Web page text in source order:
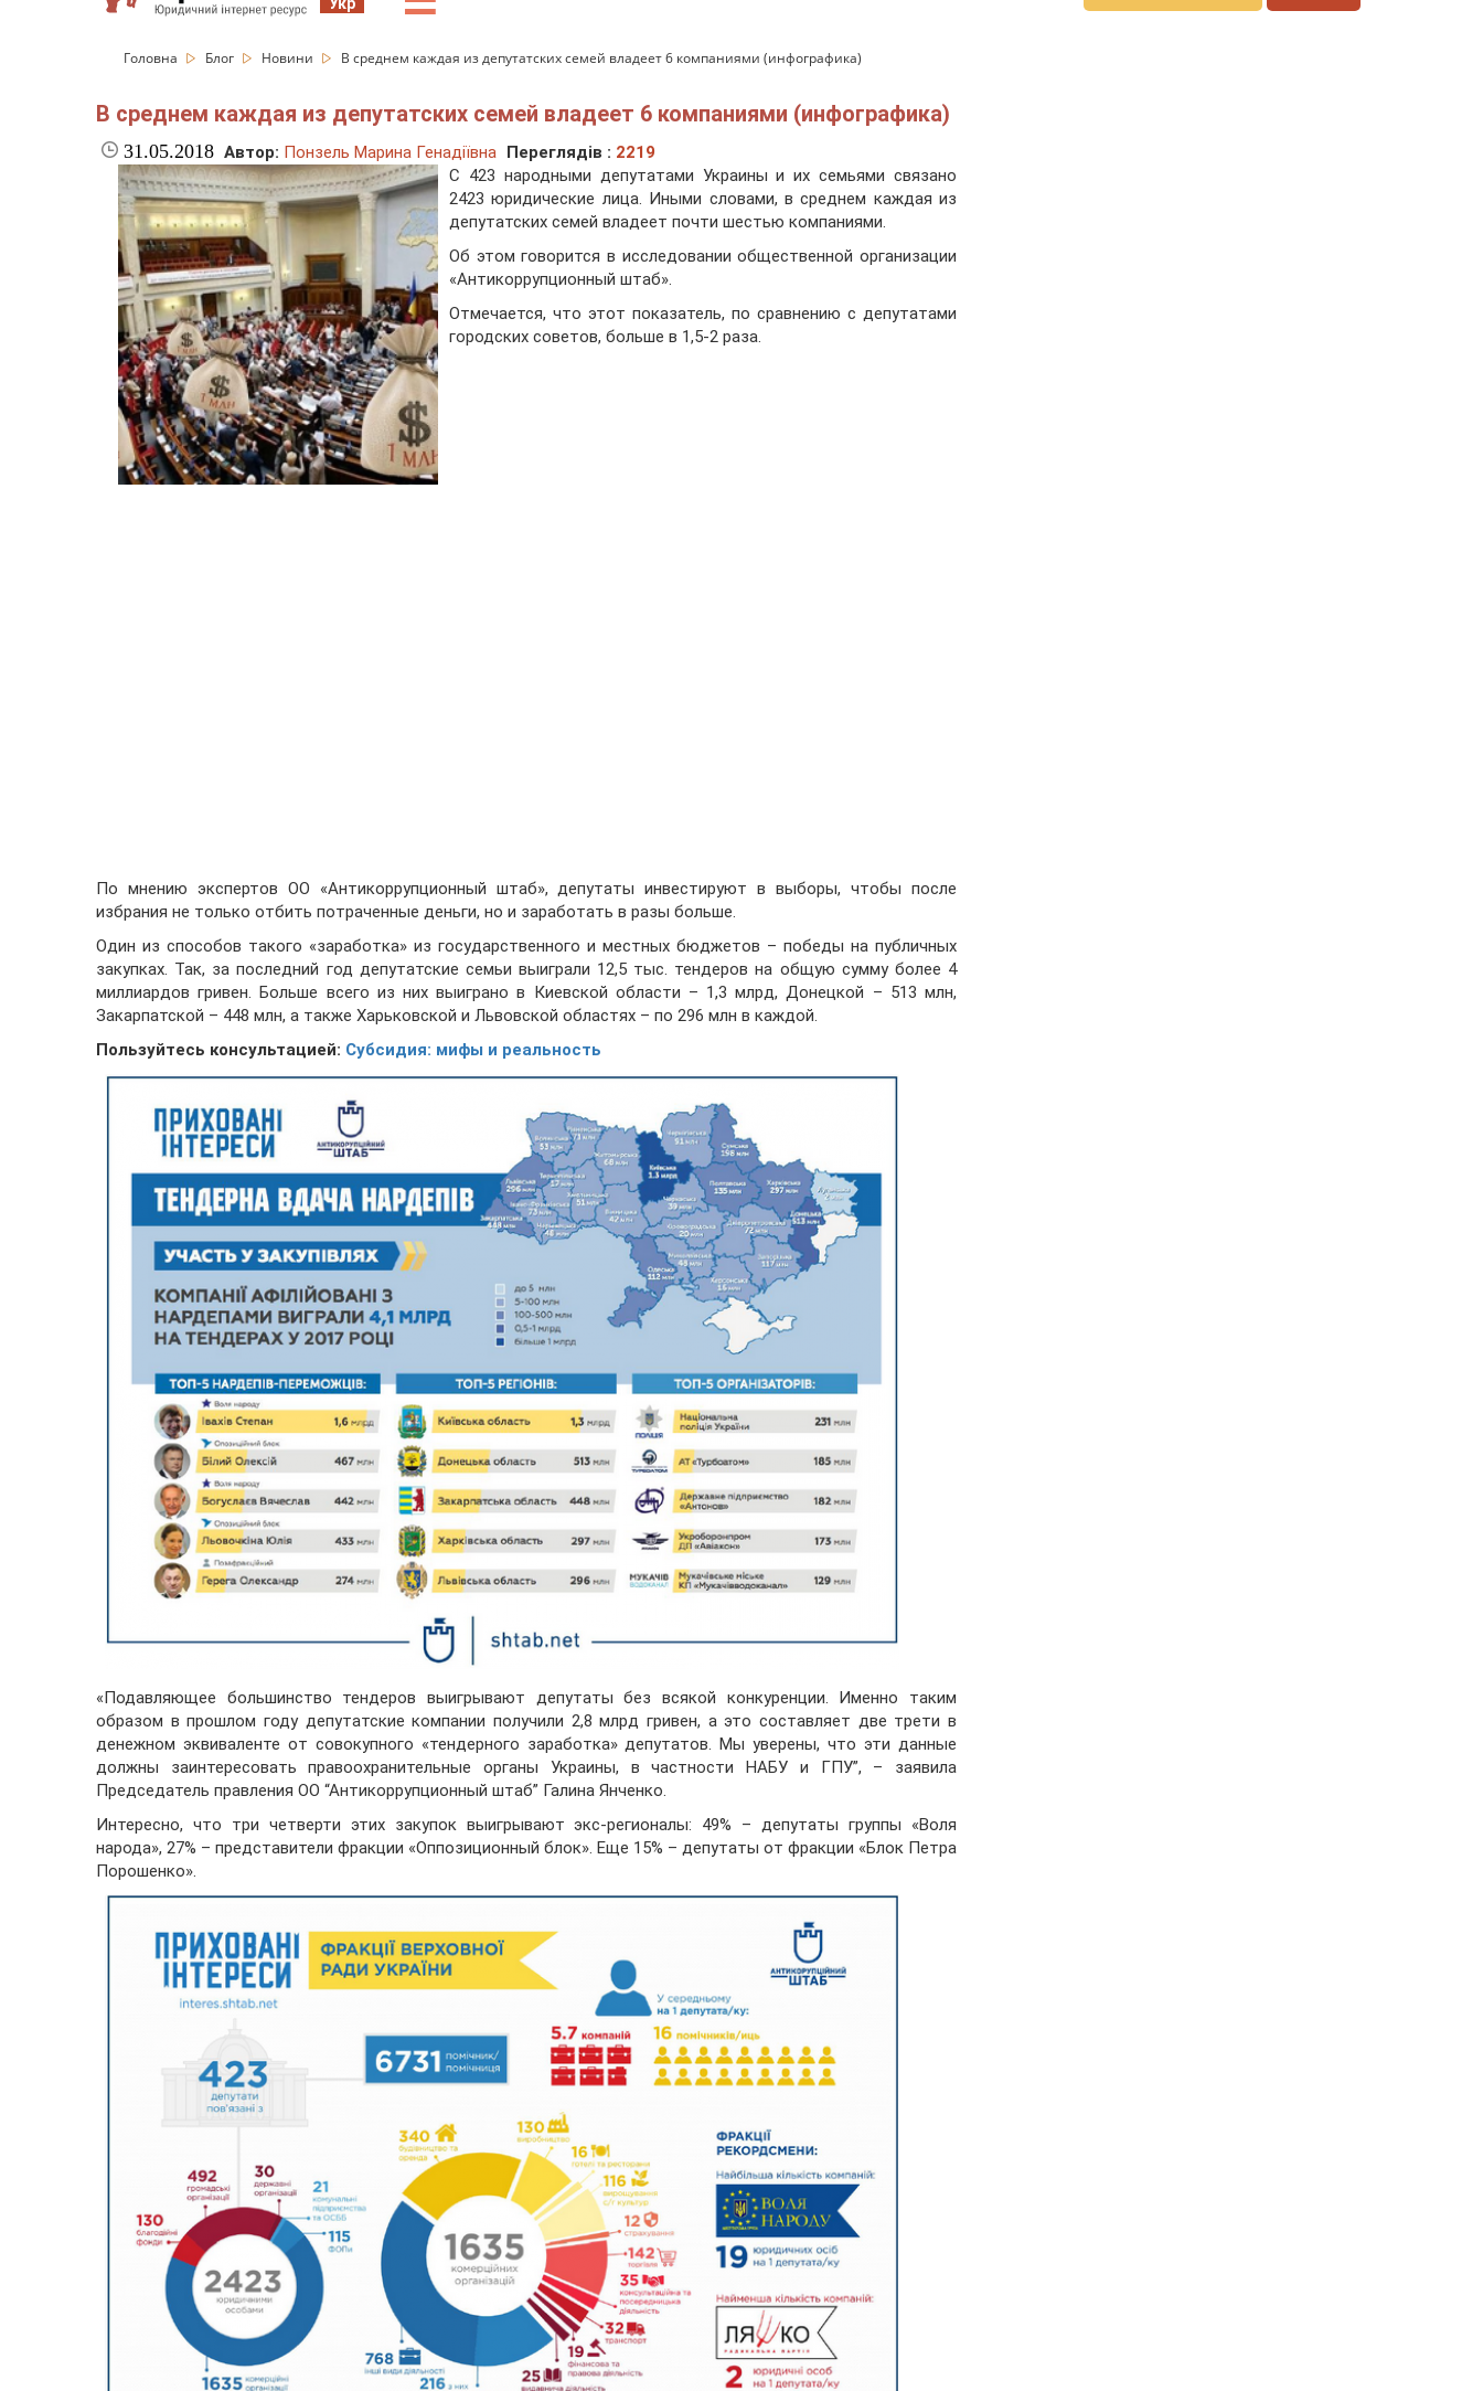
Головна Блог Новини В среднем каждая из депутатских семей владеет 6 компаниями (инфографика)
В среднем каждая из депутатских семей владеет 6 компаниями (инфографика)
31.05.2018 Автор: Понзель Марина Генадіївна Переглядів : 2219
С 423 народными депутатами Украины и их семьями связано
2423 юридические лица. Иными словами, в среднем каждая из
депутатских семей владеет почти шестью компаниями.
Об этом говорится в исследовании общественной организации
«Антикоррупционный штаб».
Отмечается, что этот показатель, по сравнению с депутатами
городских советов, больше в 1,5-2 раза.
По мнению экспертов ОО «Антикоррупционный штаб», депутаты инвестируют в выборы, чтобы после
избрания не только отбить потраченные деньги, но и заработать в разы больше.
Один из способов такого «заработка» из государственного и местных бюджетов – победы на публичных
закупках. Так, за последний год депутатские семьи выиграли 12,5 тыс. тендеров на общую сумму более 4
миллиардов гривен. Больше всего из них выиграно в Киевской области – 1,3 млрд, Донецкой – 513 млн,
Закарпатской – 448 млн, а также Харьковской и Львовской областях – по 296 млн в каждой.
Пользуйтесь консультацией: Субсидия: мифы и реальность
«Подавляющее большинство тендеров выигрывают депутаты без всякой конкуренции. Именно таким
образом в прошлом году депутатские компании получили 2,8 млрд гривен, а это составляет две трети в
денежном эквиваленте от совокупного «тендерного заработка» депутатов. Мы уверены, что эти данные
должны заинтересовать правоохранительные органы Украины, в частности НАБУ и ГПУ”, – заявила
Председатель правления ОО “Антикоррупционный штаб” Галина Янченко.
Интересно, что три четверти этих закупок выигрывают экс-регионалы: 49% – депутаты группы «Воля
народа», 27% – представители фракции «Оппозиционный блок». Еще 15% – депутаты от фракции «Блок Петра
Порошенко».